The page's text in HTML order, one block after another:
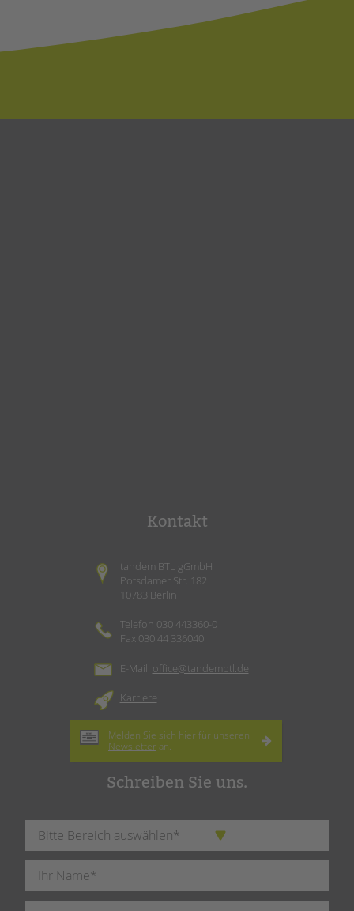
Kontakt
tandem BTL gGmbH
Potsdamer Str. 182
10783 Berlin
Telefon 030 443360-0
Fax 030 44 336040
E-Mail: office@tandembtl.de
Karriere
Melden Sie sich hier für unseren
Newsletter an.
Schreiben Sie uns.